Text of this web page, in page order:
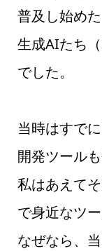
普及し始めた
生成AIたち
でした。
当時はすで
開発ツール
私はあえて
で身近なツ
なぜなら、